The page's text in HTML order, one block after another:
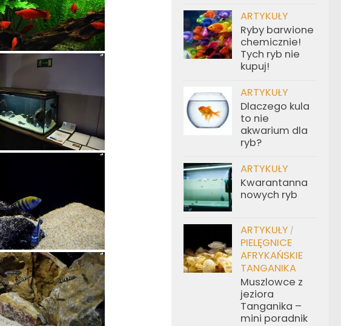
ARTYKUŁY
Ryby barwione
chemicznie!
Tych ryb nie
kupuj!
ARTYKUŁY
Dlaczego kula
to nie
akwarium dla
ryb?
ARTYKUŁY
Kwarantanna
nowych ryb
ARTYKUŁY /
PIELĘGNICE
AFRYKAŃSKIE
TANGANIKA
Muszlowce z
jeziora
Tanganika –
mini poradnik